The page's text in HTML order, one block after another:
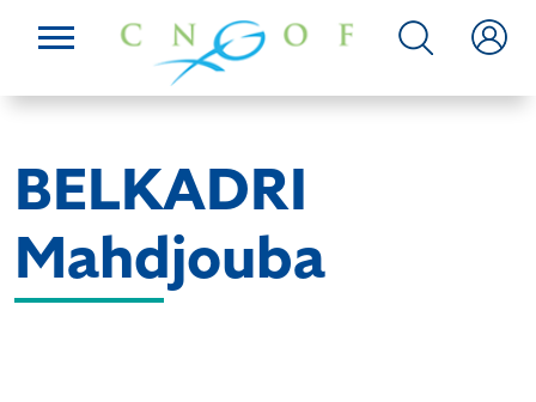
BELKADRI
Mahdjouba